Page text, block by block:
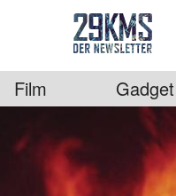
Film Gadget